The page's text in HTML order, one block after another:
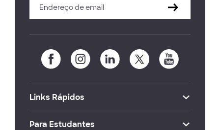
Links Rápidos
Para Estudantes